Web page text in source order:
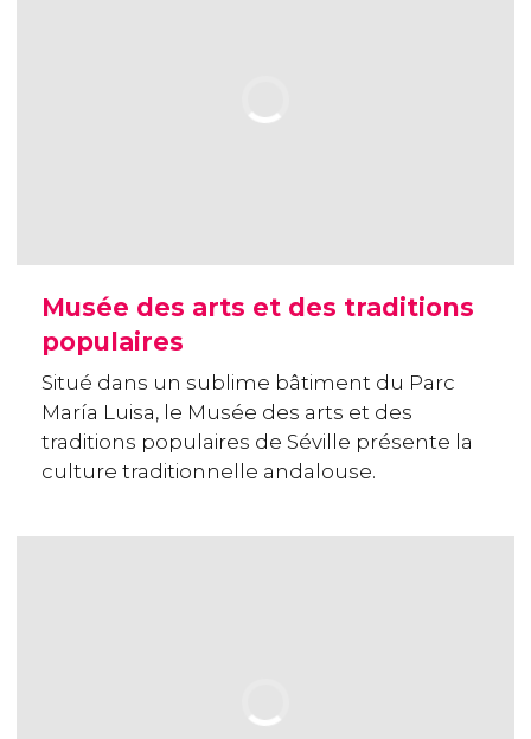
Musée des arts et des traditions
populaires
Situé dans un sublime bâtiment du Parc
María Luisa, le Musée des arts et des
traditions populaires de Séville présente la
culture traditionnelle andalouse.